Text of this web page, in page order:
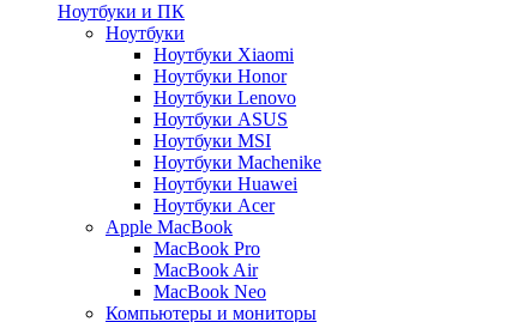
Ноутбуки и ПК
Ноутбуки
Ноутбуки Xiaomi
Ноутбуки Honor
Ноутбуки Lenovo
Ноутбуки ASUS
Ноутбуки MSI
Ноутбуки Machenike
Ноутбуки Huawei
Ноутбуки Acer
Apple MacBook
MacBook Pro
MacBook Air
MacBook Neo
Компьютеры и мониторы